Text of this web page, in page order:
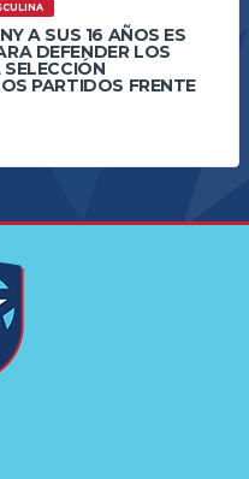
A SUS 16 AÑOS ES
DEFENDER LOS
PARTIDOS FRENTE